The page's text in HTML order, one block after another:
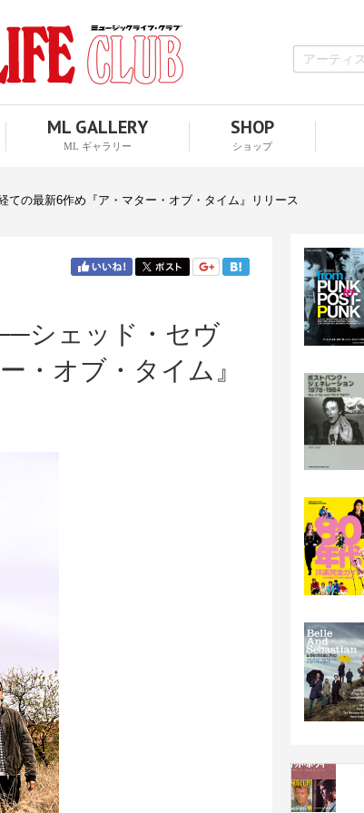
ML GALLERY
ML ギャラリー
SHOP
ショップ
の最新6作め『ア・マター・オブ・タイム』リリース
シェッド・セヴ
・オブ・タイム』